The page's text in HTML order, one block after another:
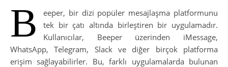
B
eeper, bir dizi popüler mesajlaşma platformunu
tek bir çatı altında birleştiren bir uygulamadır.
Kullanıcılar, Beeper üzerinden iMessage,
WhatsApp, Telegram, Slack ve diğer birçok platforma
erişim sağlayabilirler. Bu, farklı uygulamalarda bulunan